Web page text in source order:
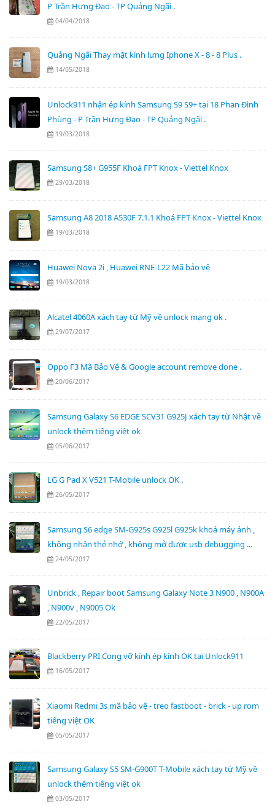
P Trần Hưng Đạo - TP Quảng Ngãi .
04/04/2018
Quảng Ngãi Thay mặt kính lưng Iphone X - 8 - 8 Plus .
14/05/2018
Unlock911 nhận ép kính Samsung S9 S9+ tại 18 Phan Đình
Phùng - P Trần Hưng Đạo - TP Quảng Ngãi .
19/03/2018
Samsung S8+ G955F Khoá FPT Knox - Viettel Knox
29/03/2018
Samsung A8 2018 A530F 7.1.1 Khoá FPT Knox - Viettel Knox
19/03/2018
Huawei Nova 2i , Huawei RNE-L22 Mã bảo vệ
19/03/2018
Alcatel 4060A xách tay từ Mỹ về unlock mạng ok .
29/07/2017
Oppo F3 Mã Bảo Vệ & Google account remove done .
20/06/2017
Samsung Galaxy S6 EDGE SCV31 G925J xách tay từ Nhật về
unlock thêm tiếng việt ok
05/06/2017
LG G Pad X V521 T-Mobile unlock OK .
26/05/2017
Samsung S6 edge SM-G925s G925l G925k khoá máy ảnh ,
không nhận thẻ nhớ , không mở được usb debugging ...
24/05/2017
Unbrick , Repair boot Samsung Galaxy Note 3 N900 , N900A
, N900v , N9005 Ok
22/05/2017
Blackberry PRI Cong vỡ kính ép kính OK tại Unlock911
16/05/2017
Xiaomi Redmi 3s mã bảo vệ - treo fastboot - brick - up rom
tiếng việt OK
05/05/2017
Samsung Galaxy S5 SM-G900T T-Mobile xách tay từ Mỹ về
unlock thêm tiếng việt ok
03/05/2017